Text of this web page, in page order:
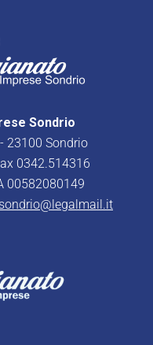
Sondrio
23100 Sondrio
0342.514316
00582080149